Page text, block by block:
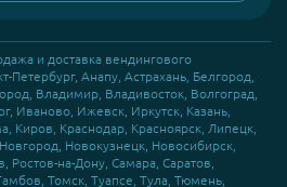
и доставка вендингового
Петербург, Анапу, Астрахань, Белгород,
Владимир, Владивосток, Волгоград,
Иваново, Ижевск, Иркутск, Казань,
Киров, Краснодар, Красноярск, Липецк,
Новокузнецк, Новосибирск,
на-Дону, Самара, Саратов,
Томск, Туапсе, Тула, Тюмень,